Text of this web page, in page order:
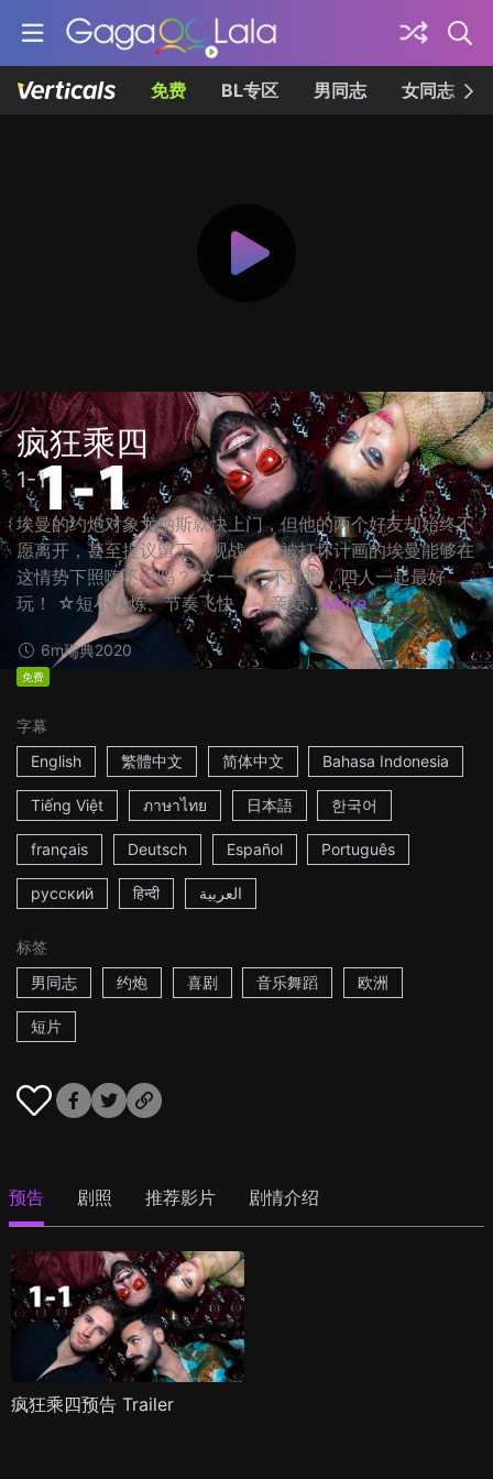
免费 BL专区 男同志 女同志
疯狂乘四
1-1
埃曼的约炮对象尤纳斯就快上门，但他的两个好友却始终不
愿离开，甚至提议留下「观战」。被打坏计画的埃曼能够在
这情势下照嗨不误吗？ ☆一对一不过瘾，四人一起最好
玩！ ☆短小精炼、节奏飞快，《亲爱... More
6m瑞典2020
免费
字幕
English
繁體中文 简体中文 Bahasa Indonesia
Tiếng Việt ภาษาไทย 日本語 한국어
français Deutsch Español Português
русский हिन्दी العربية
标签
男同志
约炮 喜剧 音乐舞蹈 欧洲
短片
预告 剧照 推荐影片 剧情介绍
疯狂乘四预告 Trailer